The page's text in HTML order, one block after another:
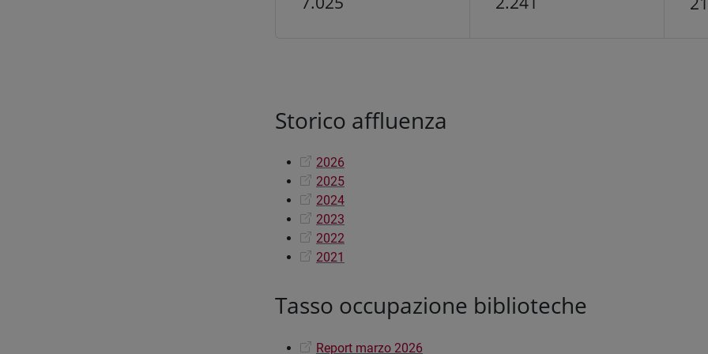
Storico affluenza
2026
2025
2024
2023
2022
2021
Tasso occupazione biblioteche
Report marzo 2026